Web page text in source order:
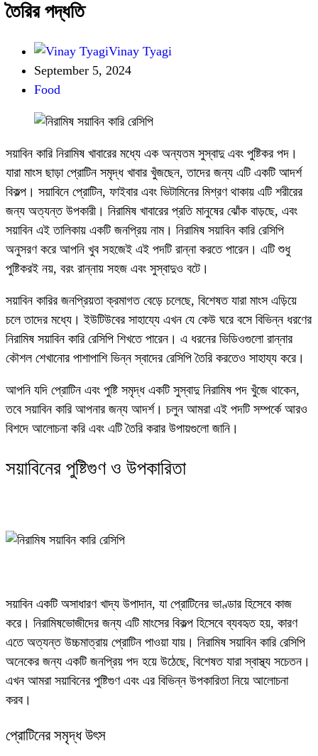
তৈরির পদ্ধতি
Vinay Tyagi
September 5, 2024
Food
সয়াবিন কারি নিরামিষ খাবারের মধ্যে এক অন্যতম সুস্বাদু এবং পুষ্টিকর পদ।
যারা মাংস ছাড়া প্রোটিন সমৃদ্ধ খাবার খুঁজছেন, তাদের জন্য এটি একটি আদর্শ
বিকল্প। সয়াবিনে প্রোটিন, ফাইবার এবং ভিটামিনের মিশ্রণ থাকায় এটি শরীরের
জন্য অত্যন্ত উপকারী। নিরামিষ খাবারের প্রতি মানুষের ঝোঁক বাড়ছে, এবং
সয়াবিন এই তালিকায় একটি জনপ্রিয় নাম। নিরামিষ সয়াবিন কারি রেসিপি
অনুসরণ করে আপনি খুব সহজেই এই পদটি রান্না করতে পারেন। এটি শুধু
পুষ্টিকরই নয়, বরং রান্নায় সহজ এবং সুস্বাদুও বটে।
সয়াবিন কারির জনপ্রিয়তা ক্রমাগত বেড়ে চলেছে, বিশেষত যারা মাংস এড়িয়ে
চলে তাদের মধ্যে। ইউটিউবের সাহায্যে এখন যে কেউ ঘরে বসে বিভিন্ন ধরণের
নিরামিষ সয়াবিন কারি রেসিপি শিখতে পারেন। এ ধরনের ভিডিওগুলো রান্নার
কৌশল শেখানোর পাশাপাশি ভিন্ন স্বাদের রেসিপি তৈরি করতেও সাহায্য করে।
আপনি যদি প্রোটিন এবং পুষ্টি সমৃদ্ধ একটি সুস্বাদু নিরামিষ পদ খুঁজে থাকেন,
তবে সয়াবিন কারি আপনার জন্য আদর্শ। চলুন আমরা এই পদটি সম্পর্কে আরও
বিশদে আলোচনা করি এবং এটি তৈরি করার উপায়গুলো জানি।
সয়াবিনের পুষ্টিগুণ ও উপকারিতা
সয়াবিন একটি অসাধারণ খাদ্য উপাদান, যা প্রোটিনের ভাণ্ডার হিসেবে কাজ
করে। নিরামিষভোজীদের জন্য এটি মাংসের বিকল্প হিসেবে ব্যবহৃত হয়, কারণ
এতে অত্যন্ত উচ্চমাত্রায় প্রোটিন পাওয়া যায়। নিরামিষ সয়াবিন কারি রেসিপি
অনেকের জন্য একটি জনপ্রিয় পদ হয়ে উঠেছে, বিশেষত যারা স্বাস্থ্য সচেতন।
এখন আমরা সয়াবিনের পুষ্টিগুণ এবং এর বিভিন্ন উপকারিতা নিয়ে আলোচনা
করব।
প্রোটিনের সমৃদ্ধ উৎস